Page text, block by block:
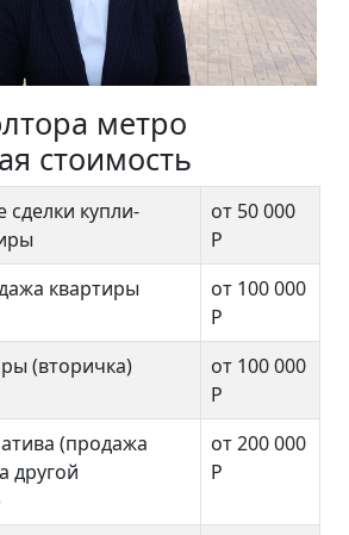
метро
стоимость
купли-
от 50 000
Р
квартиры
от 100 000
Р
(вторичка)
от 100 000
Р
(продажа
другой
от 200 000
Р